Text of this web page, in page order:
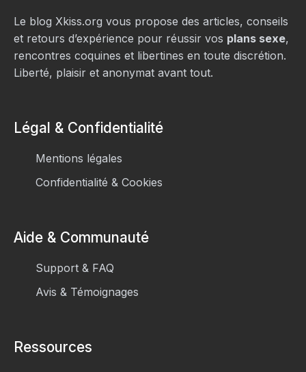
Le blog Xkiss.org vous propose des articles, conseils
et retours d’expérience pour réussir vos plans sexe,
rencontres coquines et libertines en toute discrétion.
Liberté, plaisir et anonymat avant tout.
Légal & Confidentialité
Mentions légales
Confidentialité & Cookies
Aide & Communauté
Support & FAQ
Avis & Témoignages
Ressources